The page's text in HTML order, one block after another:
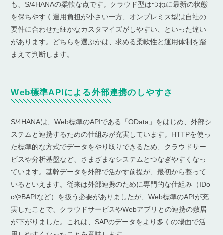
も、S/4HANAの柔軟な点です。クラウド型はつねに最新の状態
を保ちやすく運用負担が小さい一方、オンプレミス型は自社の
要件に合わせた細かなカスタマイズがしやすい、といった違い
があります。どちらを選ぶかは、求める柔軟性と運用体制を踏
まえて判断します。
Web標準APIによる外部連携のしやすさ
S/4HANAは、Web標準のAPIである「OData」をはじめ、外部シ
ステムと連携するための仕組みが充実しています。HTTPを使っ
た標準的な方式でデータをやり取りできるため、クラウドサー
ビスや分析基盤など、さまざまなシステムとつなぎやすくなっ
ています。基幹データを外部で活かす前提が、最初から整って
いるといえます。従来は外部連携のために専門的な仕組み（IDo
cやBAPIなど）を扱う必要がありましたが、Web標準のAPIが充
実したことで、クラウドサービスやWebアプリとの連携の敷居
が下がりました。これは、SAPのデータをより多くの場面で活